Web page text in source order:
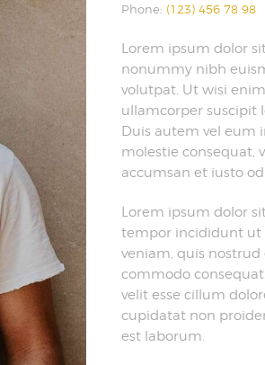
Phone: (123) 456 78 98
Lorem ipsum dolor
nonummy nibh
volutpat. Ut wisi
ullamcorper suscipit
Duis autem vel eum
molestie consequat,
accumsan et iusto
Lorem ipsum dolor
tempor incididunt ut
veniam, quis
commodo
velit esse cillum
cupidatat non
est laborum.